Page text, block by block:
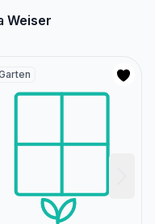
Weiser